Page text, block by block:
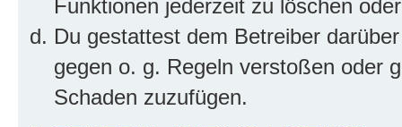
Funktionen jederzeit zu löschen
Du gestattest dem Betreiber
gegen o. g. Regeln verstoßen oder
Schaden zuzufügen.